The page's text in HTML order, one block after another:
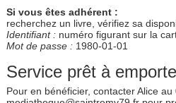
Si vous êtes adhérent :
recherchez un livre, vérifiez sa
Identifiant : numéro figurant sur la
Mot de passe : 1980-01-01
Service prêt à
Pour en bénéficier, contacter Alice